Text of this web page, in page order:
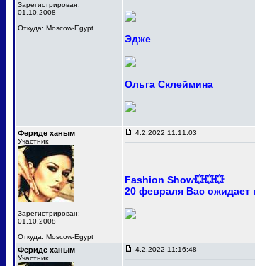
Зарегистрирован:
01.10.2008
Откуда: Moscow-Egypt
Эдже
Ольга Склеймина
Фериде ханым
Участник
Зарегистрирован:
01.10.2008
Откуда: Moscow-Egypt
4.2.2022 11:11:03
Fashion Show💥💥💥
20 февраля Вас ожидает
Фериде ханым
Участник
4.2.2022 11:16:48